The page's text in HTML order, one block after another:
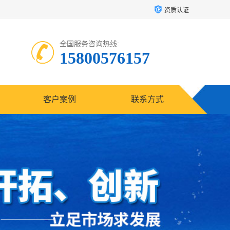
资质认证
全国服务咨询热线:
15800576157
客户案例 联系方式